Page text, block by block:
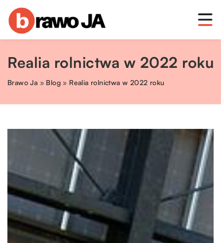
Realia rolnictwa w 2022 roku
Brawo Ja » Blog » Realia rolnictwa w 2022 roku